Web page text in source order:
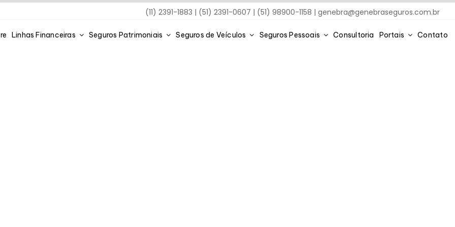
(11) 2391-1883 | (51) 2391-0607 | (51) 98900-1158 |genebra@genebraseguros.com.br
Linhas Financeiras Seguros Patrimoniais Seguros de Veículos Seguros Pessoais Consultoria Portais Contato